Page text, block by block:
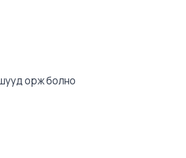
орж болно